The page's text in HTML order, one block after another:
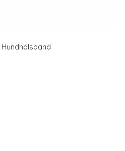
Hundhalsband